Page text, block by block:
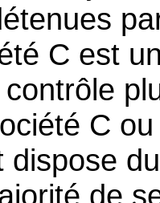
C est
C
dispose
de